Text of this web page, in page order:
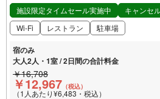
施設限定タイムセール実施中
キャンセ
Wi-Fi
レストラン 駐車場
宿のみ
大人2人・1室 / 2日間の合計料金
￥16,708
￥12,967 （税込）
（1人あたり¥6,483・税込）